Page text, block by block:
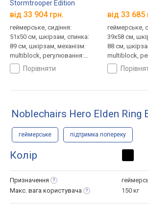
Stormtrooper Edition
від 33 904 грн.
геймерське, сидіння:
51x50 см, шкірзам, спинка:
89 см, шкірзам, механізм:
multiblock, регулювання:
нахилу, висоти, жорсткості
порівняти
від 33 685
геймерське,
39x58 см,
88 см,
multiblock,
нахилу,
Noblechairs Hero Elden Ring
геймерське підтримка попереку
Колір
Призначення
Макс. вага користувача 150 кг